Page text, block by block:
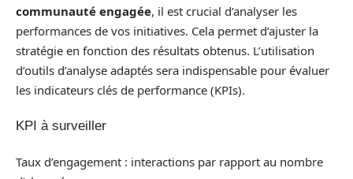
communauté engagée, il est crucial d’analyser les
performances de vos initiatives. Cela permet d’ajuster la
stratégie en fonction des résultats obtenus. L’utilisation
d’outils d’analyse adaptés sera indispensable pour évaluer
les indicateurs clés de performance (KPIs).
KPI à surveiller
Taux d’engagement : interactions par rapport au nombre